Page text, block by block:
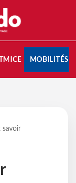
MICE MOBILITÉS
savoir